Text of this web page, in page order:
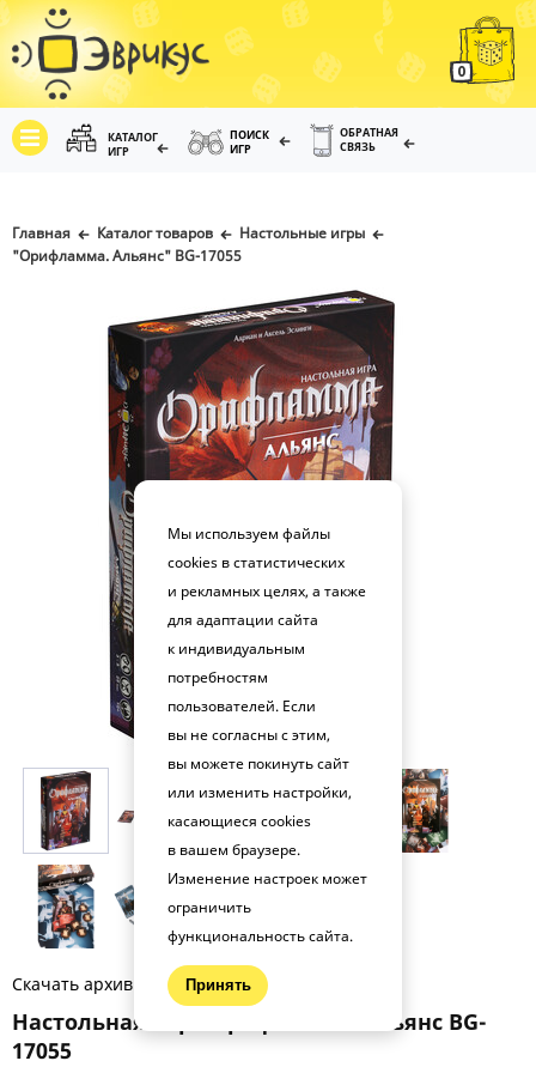
0
КАТАЛОГ
ИГР
ПОИСК
ИГР
ОБРАТНАЯ
СВЯЗЬ
Главная Каталог товаров
Настольные игры
"Орифламма. Альянс" BG-17055
Скачать архив фото (.zip)
Настольная игра Орифламма. Альянс BG-
17055
Мы используем файлы
cookies в статистических
и рекламных целях, а также
для адаптации сайта
к индивидуальным
потребностям
пользователей. Если
вы не согласны с этим,
вы можете покинуть сайт
или изменить настройки,
касающиеся cookies
в вашем браузере.
Изменение настроек может
ограничить
функциональность сайта.
Принять